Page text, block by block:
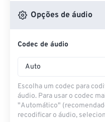
Opções de áudio
Codec de áudio
Auto
Escolha um codec para
áudio. Para usar o codec
"Automático"
recodificar o áudio,